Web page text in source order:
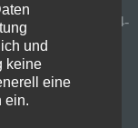
Kit 16GB, DDR4-
und
keine
eine